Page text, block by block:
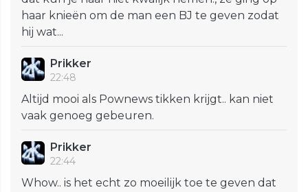
haar knieën om de man een BJ te geven zodat
hij wat...
Prikker
22:48
Altijd mooi als Pownews tikken krijgt.. kan niet
vaak genoeg gebeuren.
Prikker
22:44
Whow.. is het echt zo moeilijk toe te geven dat